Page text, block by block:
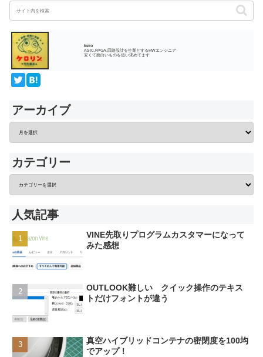
kero
ASIC,FPGA,回路設計を生業とするHWエンジニア
安くて面白いものを追い求めてます
アーカイブ
カテゴリー
人気記事
VINE先取りプログラムカスタマーになって
みた感想
OUTLOOK難しい クイック操作のテキス
トだけフォントが違う
真空ハイブリッドコンテナの密閉度を100均
でアップ！